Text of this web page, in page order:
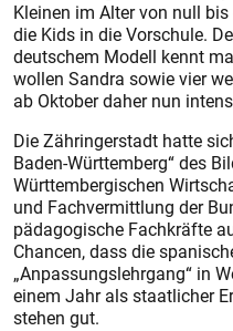
Kleinen im Alter von null
die Kids in die Vorschule.
deutschem Modell kennt
wollen Sandra sowie vier
ab Oktober daher nun
Die Zähringerstadt hatte
Baden-Württemberg“ des
Württembergischen
und Fachvermittlung der
pädagogische Fachkräfte
Chancen, dass die
„Anpassungslehrgang“ in
einem Jahr als staatlicher
stehen gut.